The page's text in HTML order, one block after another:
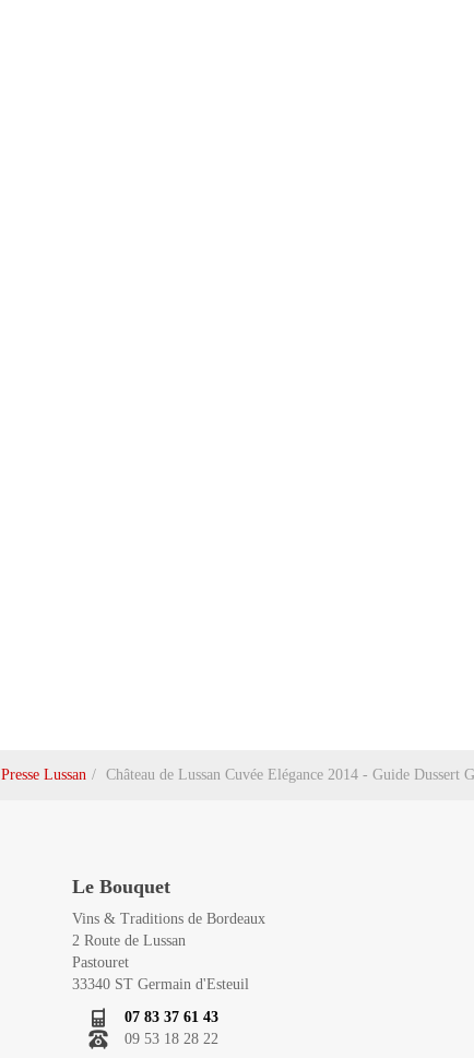
Presse Lussan Château de Lussan Cuvée Elégance 2014 - Guide Dussert
Le Bouquet
Vins & Traditions de Bordeaux
2 Route de Lussan
Pastouret
33340 ST Germain d'Esteuil
07 83 37 61 43
09 53 18 28 22